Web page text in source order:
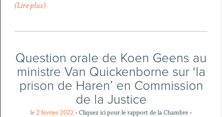
(Lire plus)
Question orale de Koen Geens au
ministre Van Quickenborne sur ‘la
prison de Haren’ en Commission
de la Justice
le2 février 2022 •Cliquez ici pour le rapport de la Chambre•